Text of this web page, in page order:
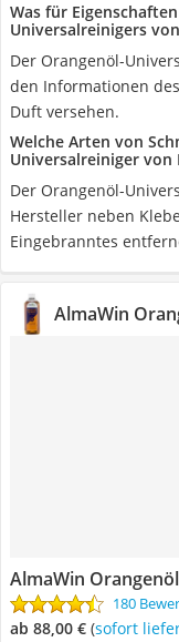
Was für
Universalreinigers
Der Orangenöl-
den Informationen
Duft versehen.
Welche Arten von
Universalreiniger von
Der Orangenöl-
Hersteller neben
Eingebranntes
AlmaWin
AlmaWin
180
ab 88,00 € ( Sofort